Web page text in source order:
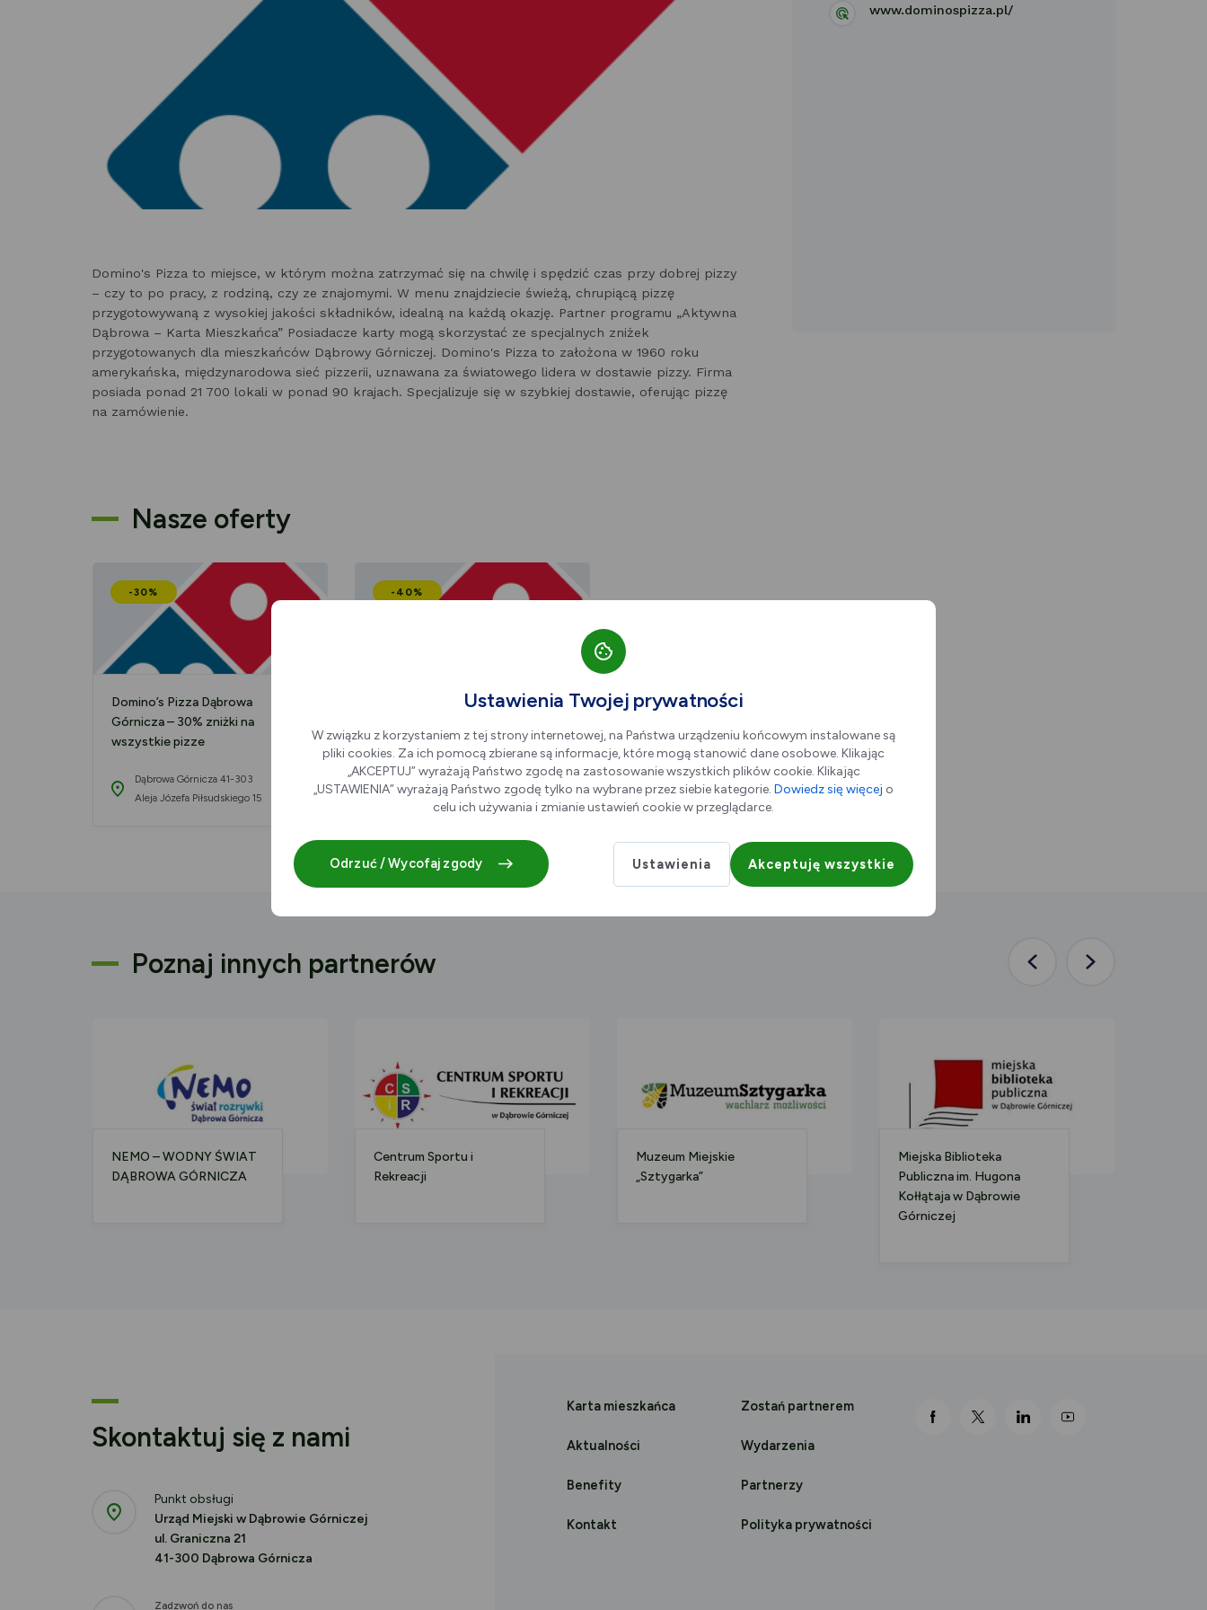
Domino's Pizza to miejsce, w którym można zatrzymać się na chwilę i spędzić czas przy dobrej pizzy
– czy to po pracy, z rodziną, czy ze znajomymi. W menu znajdziecie świeżą, chrupiącą pizzę
przygotowywaną z wysokiej jakości składników, idealną na każdą okazję. Partner programu „Aktywna
Dąbrowa – Karta Mieszkańca” Posiadacze karty mogą skorzystać ze specjalnych zniżek
przygotowanych dla mieszkańców Dąbrowy Górniczej. Domino's Pizza to założona w 1960 roku
amerykańska, międzynarodowa sieć pizzerii, uznawana za światowego lidera w dostawie pizzy. Firma
posiada ponad 21 700 lokali w ponad 90 krajach. Specjalizuje się w szybkiej dostawie, oferując pizzę
na zamówienie.
www.dominospizza.pl/
Nasze oferty
-30%
Domino’s Pizza Dąbrowa
Górnicza – 30% zniżki na
wszystkie pizze
Dąbrowa Górnicza 41-303
Aleja Józefa Piłsudskiego 15
-40%
Dminino’s Pizza Dąbrowa
wszystkie pizze dla
uczniów i studentów
Dąbrowa Górnicza 41-303
Aleja Józefa Piłsudskiego 15
Poznaj innych partnerów
Poprzednia
Następna
NEMO – WODNY ŚWIAT
DĄBROWA GÓRNICZA
Centrum Sportu i
Rekreacji
Muzeum Miejskie
„Sztygarka”
Miejska Biblioteka
Publiczna im. Hugona
Kołłątaja w Dąbrowie
Górniczej
Skontaktuj się z nami
Punkt obsługi
Urząd Miejski w Dąbrowie Górniczej
ul. Graniczna 21
41-300 Dąbrowa Górnicza
Zadzwoń do nas
Karta mieszkańca Zostań partnerem
Aktualności Wydarzenia
Benefity Partnerzy
Kontakt Polityka prywatności
link otwiera się nowej karcie
link otwiera się nowej karcie
link otwiera się nowej karcie
link otwiera się nowej
Ustawienia Twojej prywatności
W związku z korzystaniem z tej strony internetowej, na Państwa urządzeniu końcowym instalowane są
pliki cookies. Za ich pomocą zbierane są informacje, które mogą stanowić dane osobowe. Klikając
„AKCEPTUJ” wyrażają Państwo zgodę na zastosowanie wszystkich plików cookie. Klikając
„USTAWIENIA” wyrażają Państwo zgodę tylko na wybrane przez siebie kategorie. Dowiedz się więcej o
celu ich używania i zmianie ustawień cookie w przeglądarce.
Odrzuć / Wycofaj zgody Ustawienia Akceptuję wszystkie